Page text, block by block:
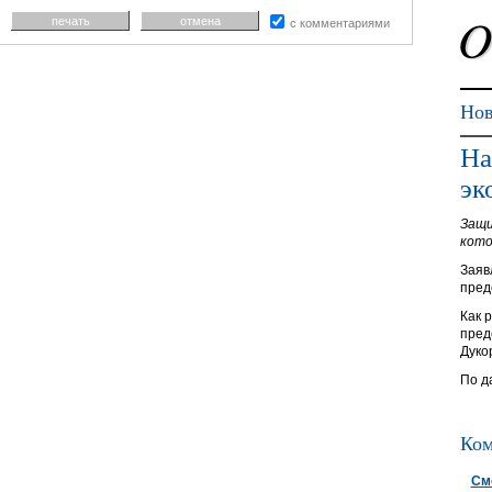
Как
По
печать отмена с комментариями